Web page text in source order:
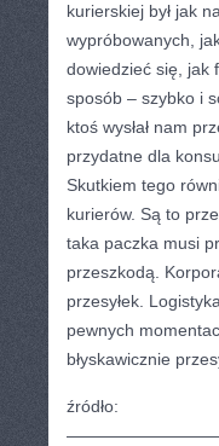
kurierskiej był jak
wypróbowanych,
dowiedzieć się, jak
sposób – szybko i
ktoś wysłał nam
przydatne dla
Skutkiem tego
kurierów. Są to
taka paczka musi
przeszkodą.
przesyłek.
pewnych
błyskawicznie
źródło: